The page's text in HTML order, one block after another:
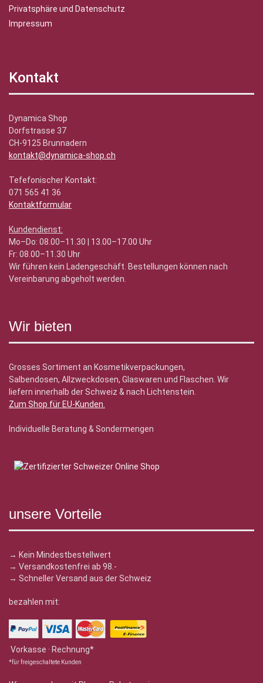
Privatsphäre und Datenschutz
Impressum
Kontakt
Dynamica Shop
Dorfstrasse 37
CH-9125 Brunnadern
kontakt@dynamica-shop.ch
Tefefonischer Kontakt:
071 565 41 36
Kontaktformular
Kundendienst:
Mo–Do: 08.00–11.30 | 13.00–17.00 Uhr
Fr: 08.00–11.30 Uhr
Wir führen kein Ladengeschäft. Bestellungen können nach
Vereinbarung abgeholt werden.
Wir bieten
Grosses Sortiment an Kosmetikverpackungen,
Salbendosen, Allzweckdosen, Glaswaren und Flaschen. Wir
liefern innerhalb der Schweiz & nach Lichtenstein.
Zum Shop für EU-Kunden.
Individuelle Beratung & Sondermengen
unsere Vorteile
→ Kein Mindestbestellwert
→ Versandkostenfrei ab 98.-
→ Schneller Versand aus der Schweiz
bezahlen mit:
Vorkasse · Rechnung*
*für freigeschaltete Kunden